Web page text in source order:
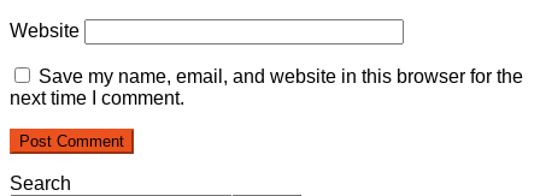
Website
Save my name, email, and website in this browser for the
next time I comment.
Search